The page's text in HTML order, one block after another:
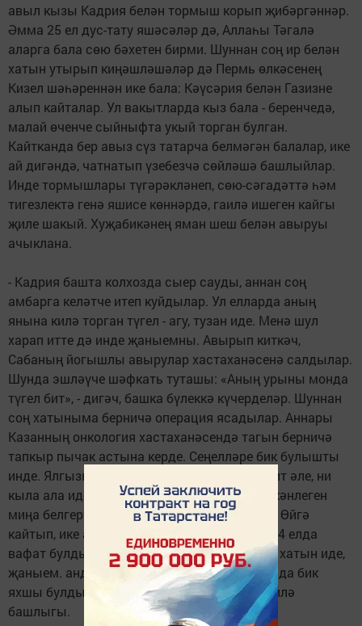
авыл кызы Кадрия белән тормыш корып җибәргәннәр.
Әмма 25 ел дус-тату яшәсәләр дә, Аллаһы Тәгалә
аларга бала сөю бәхетен бирми. Шуннан соң ир белән
хатын утырып киңәшләшәләр дә Пермь өлкәсенең
Кизел шәһәреннән ике бала: Кәүсәрия белән Газизне
алып кайталар. Ул вакытларда кыз бала - беренчедә,
малай өченче сыйныфта укый торган булган.
Кайтканда бер авыз сүз татарча белмәгән балалар, ике
ай дигәндә, чатнатып үзебезчә сөйләшә башлыйлар.
Инде тормышлары түгәрәкләнеп, сөю-сәгадәттә һәм
тигезлектә генә яшисе көннәрдә, гаилә ишеген кайгы
җиле шакый. Хуҗабикәнең яман шеш белән авыруы
ачыклана.
- Кадрия башта колхозда сыер сауды, аннан соң
амбарга келәтче итеп куйдылар. Ул елларда аның
янына килә торган түгел - агу, тузан иде. Менә шул
харап итте дә инде җаныемны. Авырып киткәч,
Сабаның йогышлы авырулар хастаханәсенә салдылар.
Шунда эшләүче шәфкать туташы: «Аның урыны монда
түгел бит», - дигәч, башка бүлеккә күчерделәр. Шуннан
соң хатыныма берничә операция ясадылар. Аннары
Казанның онкология хастаханәсендә тагын берничә
тапкыр пычак астына керде. Сеңелләре бик булышты
инде. Ялгызым, кулымда ике бала да бар бит әле, ни
кыла ала идем? Хәленең никадәрле авыр икәнлеген
миңа белгертмәсәләр дә, чамаладым инде. Өйгә
кайтып, ике ай да өч көн яшәде, бичара. 2004 елда
вафат булды. Бик сагынам үзен. Бик сабыр хатын иде,
җаныем. андыйлар сирәк хәзер. Туганнары да бик
яхшы булды, - дип хатирәләрен яңартты гаилә
башлыгы.